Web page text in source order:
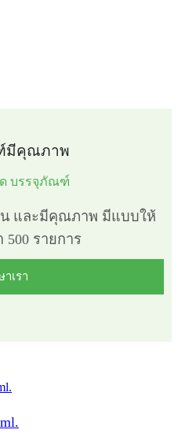
มีคุณภาพ
ด บรรจุภัณฑ์
น และมีคุณภาพ มีแบบให้
500 รายการ
เรา